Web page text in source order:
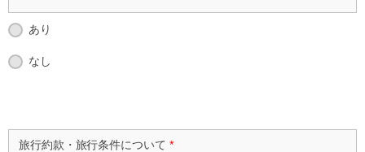
あり
なし
旅行約款・旅行条件について *